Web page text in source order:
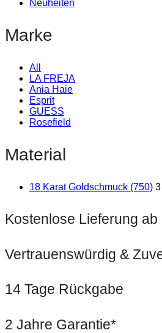
Neuheiten
Marke
All
LA FREJA
Ania Haie
Esprit
GUESS
Rosefield
Material
18 Karat Goldschmuck (750) 3
Kostenlose Lieferung ab
Vertrauenswürdig &
14 Tage Rückgabe
2 Jahre Garantie*